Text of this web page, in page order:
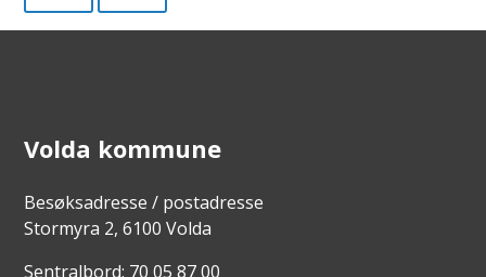
Volda kommune
Besøksadresse / postadresse
Stormyra 2, 6100 Volda
Sentralbord: 70 05 87 00